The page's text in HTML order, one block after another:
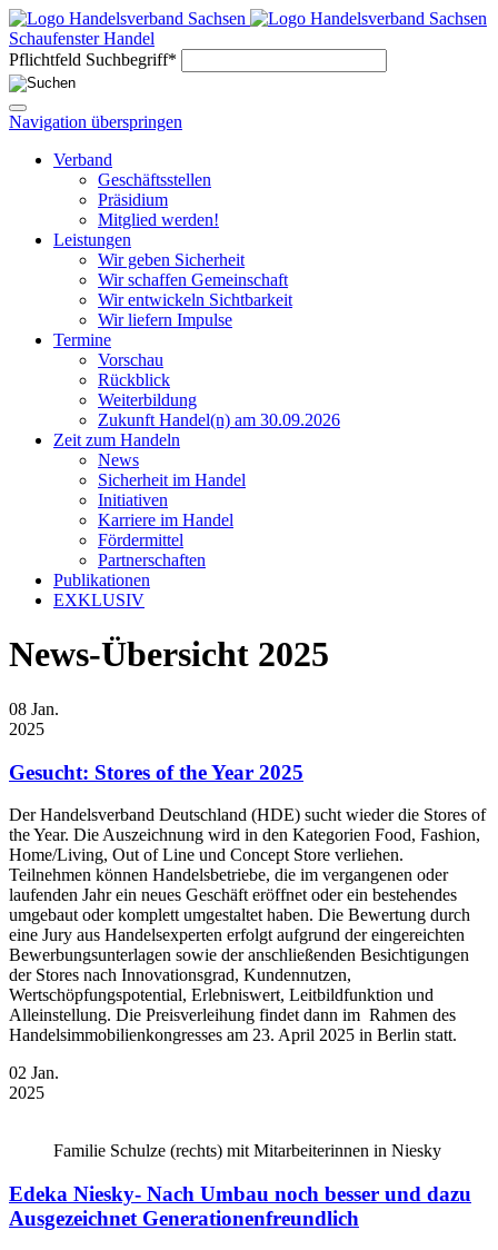
Schaufenster Handel
Pflichtfeld Suchbegriff*
Navigation überspringen
Verband
Geschäftsstellen
Präsidium
Mitglied werden!
Leistungen
Wir geben Sicherheit
Wir schaffen Gemeinschaft
Wir entwickeln Sichtbarkeit
Wir liefern Impulse
Termine
Vorschau
Rückblick
Weiterbildung
Zukunft Handel(n) am 30.09.2026
Zeit zum Handeln
News
Sicherheit im Handel
Initiativen
Karriere im Handel
Fördermittel
Partnerschaften
Publikationen
EXKLUSIV
News-Übersicht 2025
08 Jan.
2025
Gesucht: Stores of the Year 2025
Der Handelsverband Deutschland (HDE) sucht wieder die Stores of
the Year. Die Auszeichnung wird in den Kategorien Food, Fashion,
Home/Living, Out of Line und Concept Store verliehen.
Teilnehmen können Handelsbetriebe, die im vergangenen oder
laufenden Jahr ein neues Geschäft eröffnet oder ein bestehendes
umgebaut oder komplett umgestaltet haben. Die Bewertung durch
eine Jury aus Handelsexperten erfolgt aufgrund der eingereichten
Bewerbungsunterlagen sowie der anschließenden Besichtigungen
der Stores nach Innovationsgrad, Kundennutzen,
Wertschöpfungspotential, Erlebniswert, Leitbildfunktion und
Alleinstellung. Die Preisverleihung findet dann im Rahmen des
Handelsimmobilienkongresses am 23. April 2025 in Berlin statt.
02 Jan.
2025
Familie Schulze (rechts) mit Mitarbeiterinnen in Niesky
Edeka Niesky- Nach Umbau noch besser und dazu
Ausgezeichnet Generationenfreundlich